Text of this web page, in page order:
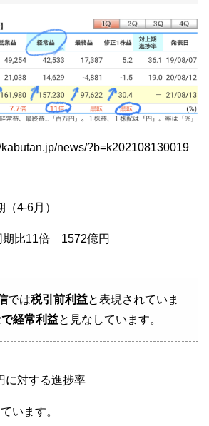
news/?b=k202108130019
4-6月）
期比11倍 1572億円
では税引前利益と表現されていま
経常利益と見なしています。
に対する進捗率
ます。